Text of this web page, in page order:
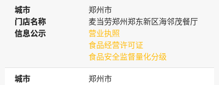
城市
城市
郑州市
门店名称
门店名称
麦当劳郑州郑东新区海邻茂餐厅
信息公示
信息公示
营业执照
食品经营许可证
食品安全监督量化分级
城市
城市
郑州市